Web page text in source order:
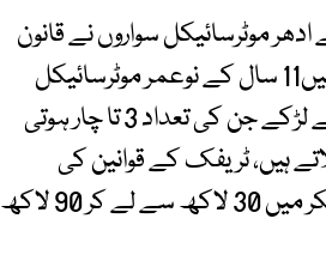
موٹرسائیکل سواروں نے قانون
کی تمام حدیں پار کرلی ہیں یہ نہ تو اینٹی گیٹر کو اہمیت دیتے ہیں11 سال کے نوعمر موٹرسائیکل
چلاتے ہیں اور ایک موٹرسائیکل پر 12 سال سے لے کر 16 سال کے لڑکے جن کی تعداد 3 تا چار ہوتی
ہیں، ٹریفک کے قوانین کی
قطعی پابندی نہیں کرتے ،گاڑیوں سے ٹکراتے ہیں جلدی کے چکر میں 30 لاکھ سے لے کر 90 لاکھ